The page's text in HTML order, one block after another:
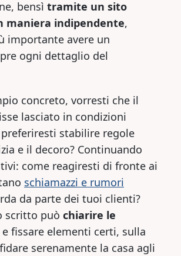
bensì tramite un sito
maniera indipendente,
importante avere un
ogni dettaglio del
concreto, vorresti che il
lasciato in condizioni
stabilire regole
e il decoro? Continuando
come reagiresti di fronte ai
schiamazzi e rumori
da parte dei tuoi clienti?
scritto può chiarire le
e fissare elementi certi, sulla
serenamente la casa agli